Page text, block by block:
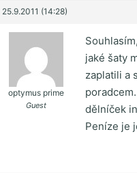
25.9.2011 (14:28)
optymus prime
Guest
jaké šaty
zaplatili a
dělníček
Peníze je